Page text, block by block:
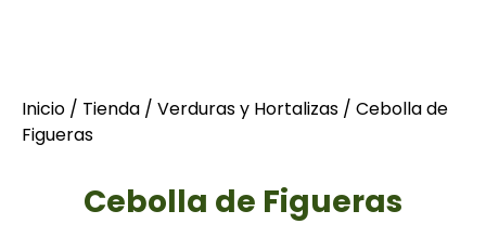
Inicio / Tienda / Verduras y Hortalizas / Cebolla de
Figueras
Cebolla de Figueras